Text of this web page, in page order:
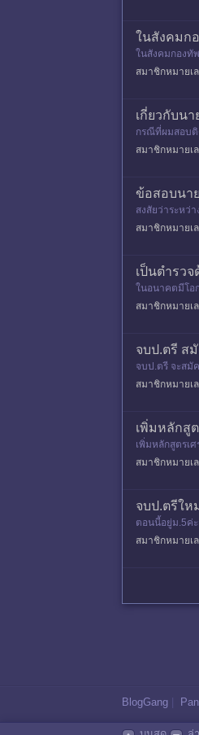
ในสังคมก
ในสังคมกองทั
ตรี หรือไม่ครับ
สมาชิกหมายเ
เกี่ยวกับน
กรณีที่ผมสอบติ
ป็นสัญญาบัตรโ
สมาชิกหมายเ
ข้อสอบนา
สงสัยว่าระหว่
สมาชิกหมายเ
เป็นตำรว
ในอนาคตมีโอ
สมาชิกหมายเ
จบป.ตรี ส
จบป.ตรี จะสมั
ละนักเรียนนา
สมาชิกหมายเ
เพิ่มหลักสู
เพิ่มหลักสูตรเ
สมาชิกหมายเ
จบป.ตรีให
ตอนนี้อยู่ม.5ค่
ราต้องสอบชั้น
สมาชิกหมายเ
BlogGang